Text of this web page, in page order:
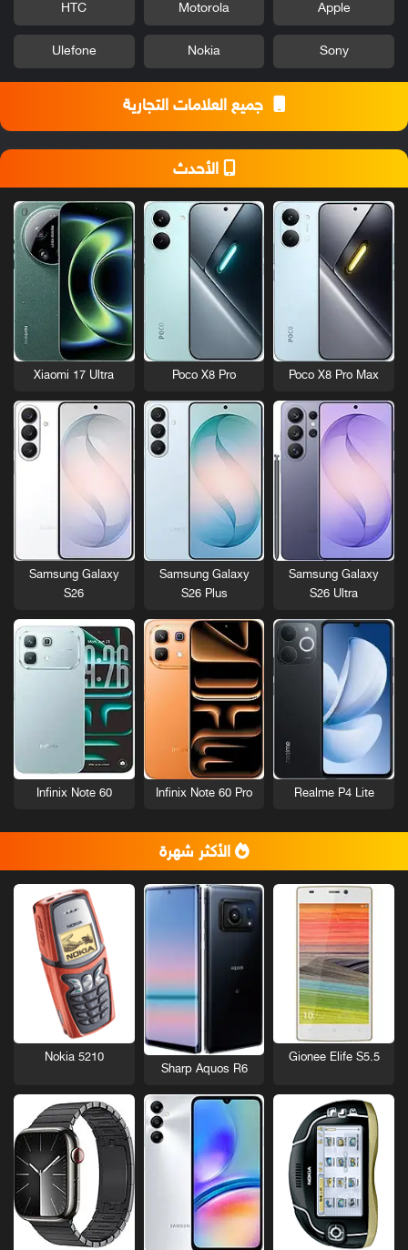
Apple
Motorola
HTC
Sony
Nokia
Ulefone
جميع العلامات التجارية
الأحدث
Poco X8 Pro Max
Poco X8 Pro
Xiaomi 17 Ultra
Samsung Galaxy
S26 Ultra
Samsung Galaxy
S26 Plus
Samsung Galaxy
S26
Realme P4 Lite
Infinix Note 60 Pro
Infinix Note 60
الأكثر شهرة
Gionee Elife S5.5
Sharp Aquos R6
Nokia 5210